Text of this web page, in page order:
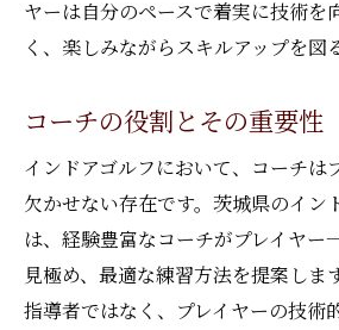
ヤーは自分のペースで着実に技術を
く、楽しみながらスキルアップを図
コーチの役割とその重要性
インドアゴルフにおいて、コーチは
欠かせない存在です。茨城県のイン
は、経験豊富なコーチがプレイヤー
見極め、最適な練習方法を提案しま
指導者ではなく、プレイヤーの技術